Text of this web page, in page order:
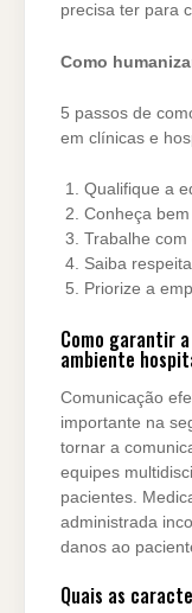
precisa ter para
Como
5 passos de
em clínicas e
Qualifique a
Conheça
Trabalhe
Saiba
Priorize a
Como garantir
ambiente
Comunicação
importante na
tornar a
equipes
pacientes.
administrada
danos ao
Quais as